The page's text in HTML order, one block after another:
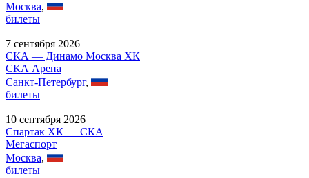
Москва,
билеты
7 сентября 2026
СКА — Динамо Москва ХК
СКА Арена
Санкт-Петербург,
билеты
10 сентября 2026
Спартак ХК — СКА
Мегаспорт
Москва,
билеты